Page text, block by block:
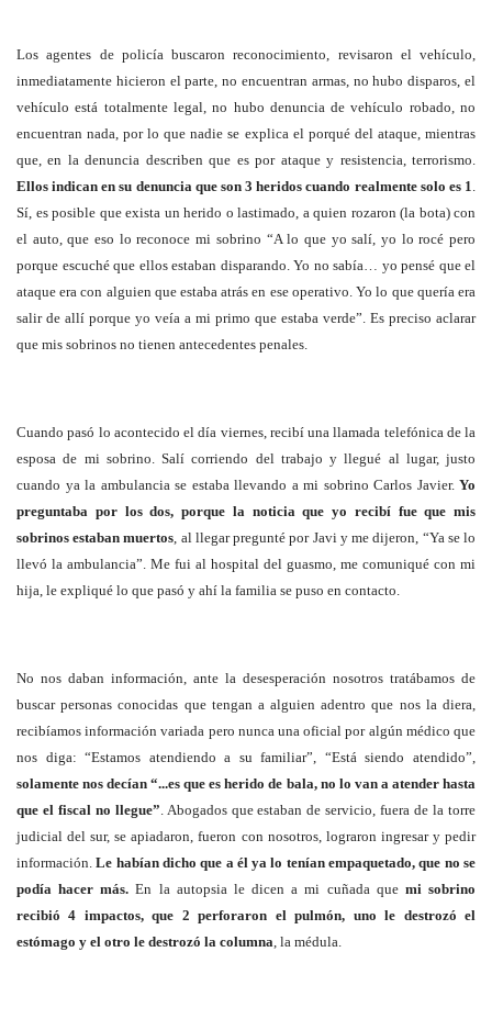
Los agentes de policía buscaron reconocimiento, revisaron el vehículo,
inmediatamente hicieron el parte, no encuentran armas, no hubo disparos, el
vehículo está totalmente legal, no hubo denuncia de vehículo robado, no
encuentran nada, por lo que nadie se explica el porqué del ataque, mientras
que, en la denuncia describen que es por ataque y resistencia, terrorismo.
Ellos indican en su denuncia que son 3 heridos cuando realmente solo es 1
Sí, es posible que exista un herido o lastimado, a quien rozaron (la bota) con
el auto, que eso lo reconoce mi sobrino “A lo que yo salí, yo lo rocé pero
porque escuché que ellos estaban disparando. Yo no sabía… yo pensé que el
ataque era con alguien que estaba atrás en ese operativo. Yo lo que quería era
salir de allí porque yo veía a mi primo que estaba verde”. Es preciso aclarar
que mis sobrinos no tienen antecedentes penales.
Cuando pasó lo acontecido el día viernes, recibí una llamada telefónica de la
esposa de mi sobrino. Salí corriendo del trabajo y llegué al lugar, justo
cuando ya la ambulancia se estaba llevando a mi sobrino Carlos Javier. Yo
preguntaba por los dos, porque la noticia que yo recibí fue que mis
sobrinos estaban muertos , al llegar pregunté por Javi y me dijeron, “Ya se lo
llevó la ambulancia”. Me fui al hospital del guasmo, me comuniqué con mi
hija, le expliqué lo que pasó y ahí la familia se puso en contacto.
No nos daban información, ante la desesperación nosotros tratábamos de
buscar personas conocidas que tengan a alguien adentro que nos la diera,
recibíamos información variada pero nunca una oficial por algún médico que
nos diga: “Estamos atendiendo a su familiar”, “Está siendo atendido”,
solamente nos decían “...es que es herido de bala, no lo van a atender hasta
que el fiscal no llegue” . Abogados que estaban de servicio, fuera de la torre
judicial del sur, se apiadaron, fueron con nosotros, lograron ingresar y pedir
información.Le habían dicho que a él ya lo tenían empaquetado, que no se
podía hacer más. En la autopsia le dicen a mi cuñada que mi sobrino
recibió 4 impactos, que 2 perforaron el pulmón, uno le destrozó el
estómago y el otro le destrozó la columna , la médula.